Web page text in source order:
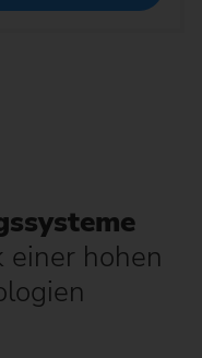
einer hohen